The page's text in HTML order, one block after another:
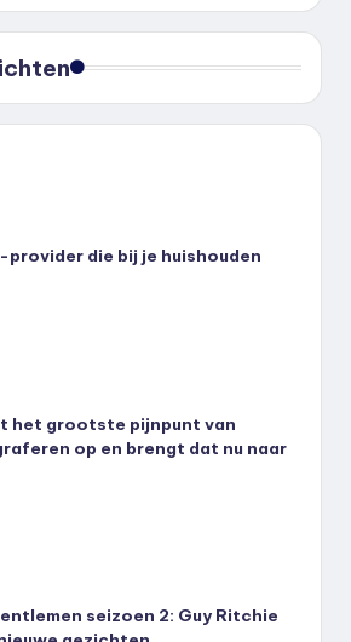
provider die bij je huishouden
het grootste pijnpunt van
op en brengt dat nu naar
seizoen 2: Guy Ritchie